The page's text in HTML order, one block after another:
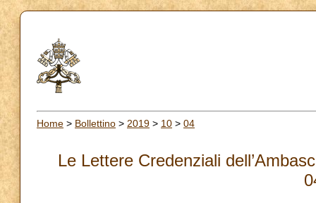
Home > Bollettino > 2019 > 10 > 04
Le Lettere Credenziali